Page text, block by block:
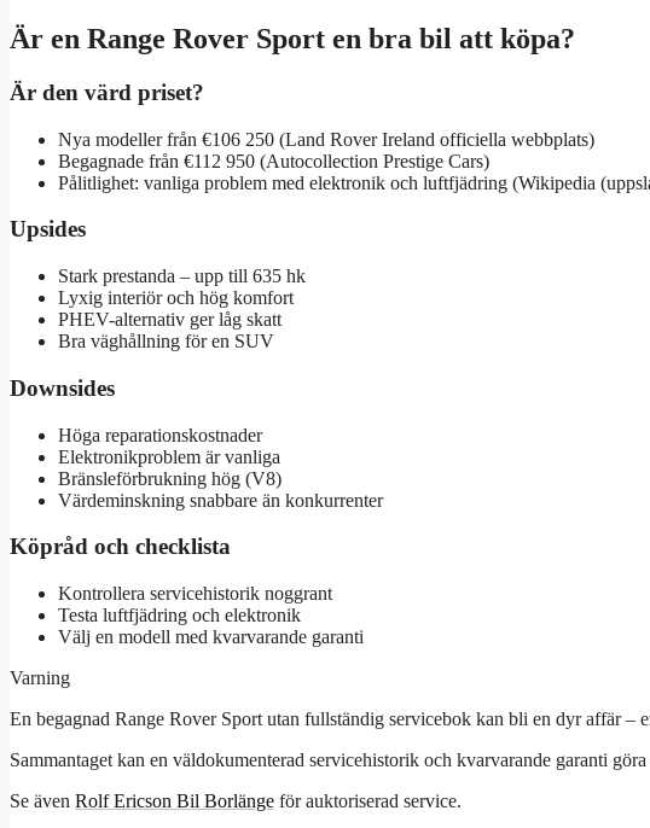
Är en Range Rover Sport en bra bil att köpa?
Är den värd priset?
Nya modeller från €106 250 (Land Rover Ireland officiella webbplats)
Begagnade från €112 950 (Autocollection Prestige Cars)
Pålitlighet: vanliga problem med elektronik och luftfjädring (Wikipedia
Upsides
Stark prestanda – upp till 635 hk
Lyxig interiör och hög komfort
PHEV-alternativ ger låg skatt
Bra väghållning för en SUV
Downsides
Höga reparationskostnader
Elektronikproblem är vanliga
Bränsleförbrukning hög (V8)
Värdeminskning snabbare än konkurrenter
Köpråd och checklista
Kontrollera servicehistorik noggrant
Testa luftfjädring och elektronik
Välj en modell med kvarvarande garanti
Varning
En begagnad Range Rover Sport utan fullständig servicebok kan bli en dyr affär –
Sammantaget kan en väldokumenterad servicehistorik och kvarvarande garanti
Se även Rolf Ericson Bil Borlänge för auktoriserad service.